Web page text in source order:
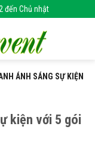
đến Chủ nhật
ÁNH SÁNG SỰ KIỆN
kiện với 5 gói